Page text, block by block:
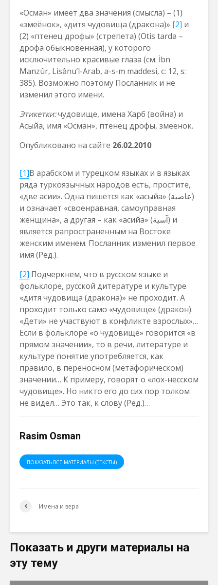
«Осман» имеет два значения (смысла) – (1)
«змеёнок», «дитя чудовища (дракона)» [2] и
(2) «птенец дрофы» (стрепета) (Otis tarda –
дрофа обыкновенная), у которого
исключительно красивые глаза (см. İbn
Manzûr, Lisânu’l-Arab, a-s-m maddesi, c: 12, s:
385). Возможно поэтому Посланник и не
изменил этого имени.
Этикетки:чудовище, имена Харб (война) и
Асыйа, имя «Осман», птенец дрофы, змеёнок.
Опубликовано на сайте 26.02.2010
[1]В арабском и турецком языках и в языках
ряда туркоязычных народов есть, простите,
«две асии». Одна пишется как «асыйа» (عاصية)
и означает «своенравная, самоуправная
женщина», а другая – как «асийа» (آسية) и
является рапространенным на Востоке
женским именем. Посланник изменил первое
имя (Ред.).
[2] Подчеркнем, что в русском языке и
фольклоре, русской дитературе и культуре
«дитя чудовища (дракона)» не проходит. А
проходит только само «чудовище» (дракон).
«Дети» не участвуют в конфликте взрослых»…
Если в фольклоре «о чудовище» говорится «в
прямом значении», то в речи, литературе и
культуре понятие употребляется, как
правило, в переносном (метафорическом)
значении… К примеру, говорят о «лох-несском
чудовище». Но никто его до сих пор толком
не видел… Это так, к слову (Ред.)…
Rasim Osman
ПОКАЗАТЬ ВСЕ МАТЕРИАЛЫ (ТЕКСТЫ)
Имена и вера
Показать и други материалы на
эту тему